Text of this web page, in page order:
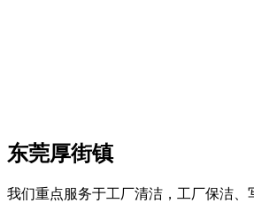
东莞厚街镇
我们重点服务于工厂清洁，工厂保洁、